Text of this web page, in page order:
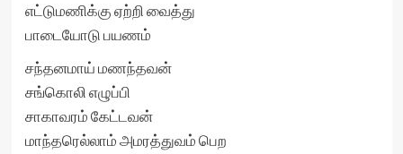
எட்டுமணிக்கு ஏற்றி வைத்து
பாடையோடு பயணம்
சந்தனமாய் மணந்தவன்
சங்கொலி எழுப்பி
சாகாவரம் கேட்டவன்
மாந்தரெல்லாம் அமரத்துவம் பெற